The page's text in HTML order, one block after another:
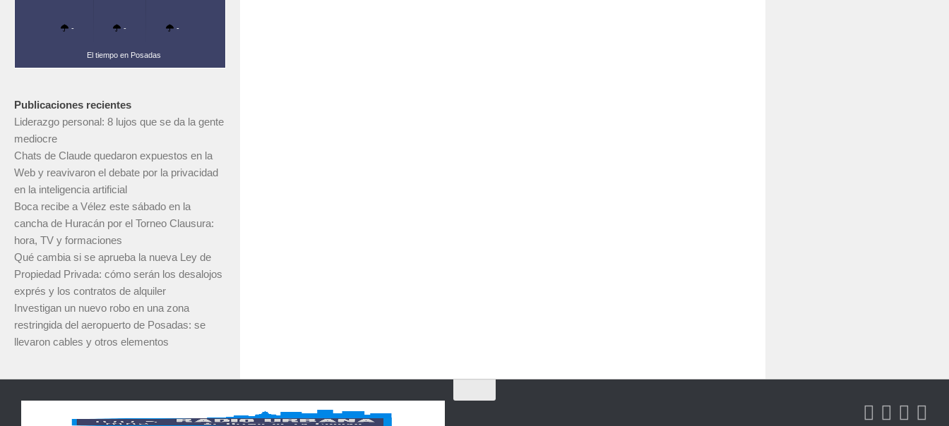
- - -
El tiempo en Posadas
Publicaciones recientes
Liderazgo personal: 8 lujos que se da la gente
mediocre
Chats de Claude quedaron expuestos en la
Web y reavivaron el debate por la privacidad
en la inteligencia artificial
Boca recibe a Vélez este sábado en la
cancha de Huracán por el Torneo Clausura:
hora, TV y formaciones
Qué cambia si se aprueba la nueva Ley de
Propiedad Privada: cómo serán los desalojos
exprés y los contratos de alquiler
Investigan un nuevo robo en una zona
restringida del aeropuerto de Posadas: se
llevaron cables y otros elementos